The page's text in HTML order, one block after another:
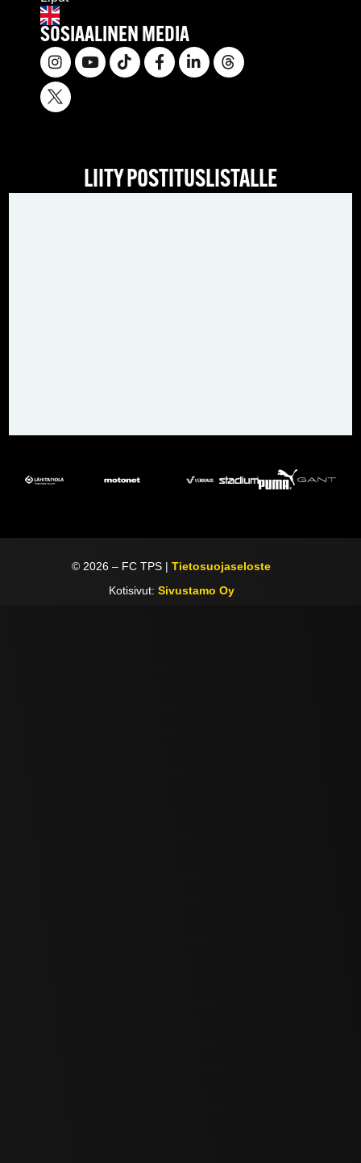
SOSIAALINEN MEDIA
LIITY POSTITUSLISTALLE
© 2026 – FC TPS |Tietosuojaseloste
Kotisivut: Sivustamo Oy